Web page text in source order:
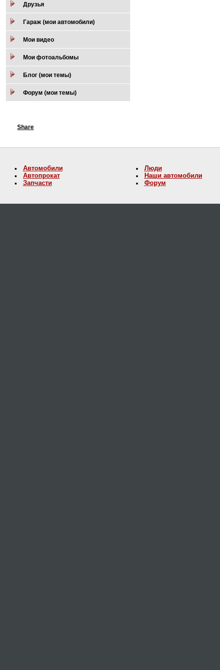
Друзья
Гараж (мои автомобили)
Мои видео
Мои фотоальбомы
Блог (мои темы)
Форум (мои темы)
Share
Автомобили
Автопрокат
Запчасти
Люди
Наши автомобили
Форум